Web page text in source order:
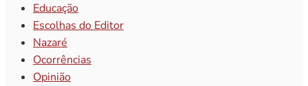
Educação
Escolhas do Editor
Nazaré
Ocorrências
Opinião